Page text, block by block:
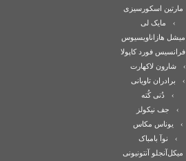
مارتین اسکورسیزی
مایک لی
میشل هازاناویسیوس
فرانسیس فورد کاپولا
شارون لاکهارت
برادران تاویانی
دُنی کُته
جف نیکولز
یوناس مکاس
نوآ بامباک
میکل‌آنجلو آنتونیونی